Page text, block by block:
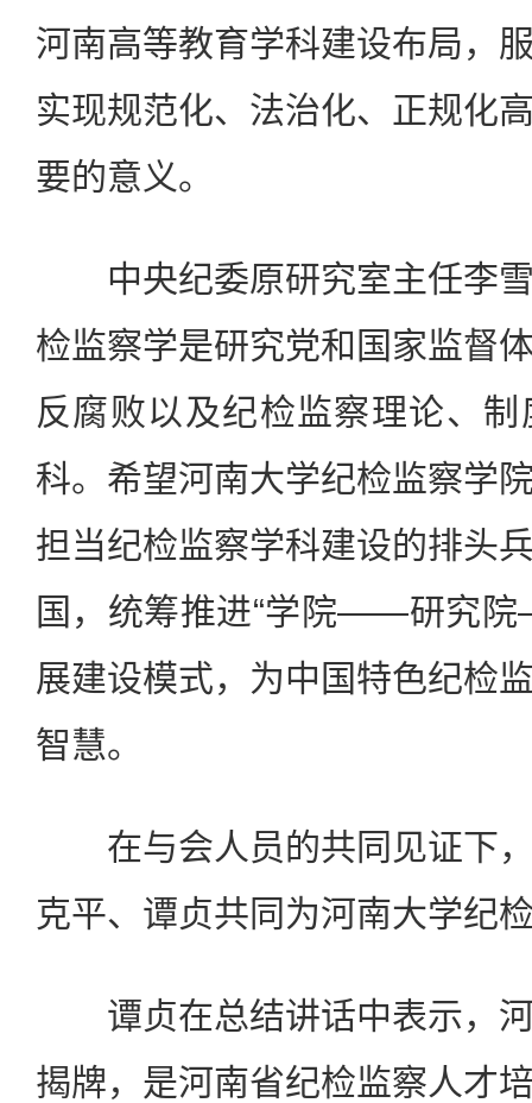
河南高等教育学科建设布局，
实现规范化、法治化、正规化
要的意义。
中央纪委原研究室主任李雪
检监察学是研究党和国家监督
反腐败以及纪检监察理论、
科。希望河南大学纪检监察学
担当纪检监察学科建设的排头
国，统筹推进“学院——研究
展建设模式，为中国特色纪检
智慧。
在与会人员的共同见证下，
克平、谭贞共同为河南大学纪
谭贞在总结讲话中表示，河
揭牌，是河南省纪检监察人才